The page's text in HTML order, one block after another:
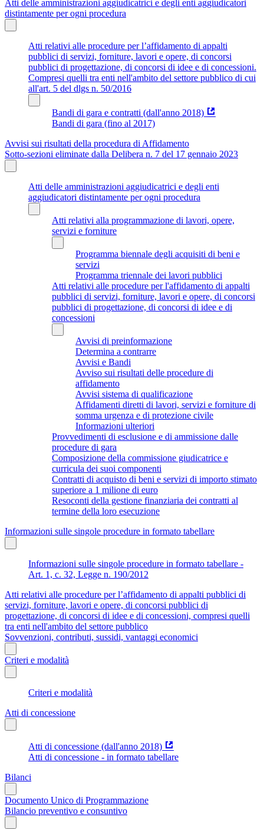
Atti delle amministrazioni aggiudicatrici e degli enti aggiudicatori
distintamente per ogni procedura
Atti relativi alle procedure per l’affidamento di appalti
pubblici di servizi, forniture, lavori e opere, di concorsi
pubblici di progettazione, di concorsi di idee e di concessioni.
Compresi quelli tra enti nell'ambito del settore pubblico di cui
all'art. 5 del dlgs n. 50/2016
Bandi di gara e contratti (dall'anno 2018)
Bandi di gara (fino al 2017)
Avvisi sui risultati della procedura di Affidamento
Sotto-sezioni eliminate dalla Delibera n. 7 del 17 gennaio 2023
Atti delle amministrazioni aggiudicatrici e degli enti
aggiudicatori distintamente per ogni procedura
Atti relativi alla programmazione di lavori, opere,
servizi e forniture
Programma biennale degli acquisiti di beni e
servizi
Programma triennale dei lavori pubblici
Atti relativi alle procedure per l'affidamento di appalti
pubblici di servizi, forniture, lavori e opere, di concorsi
pubblici di progettazione, di concorsi di idee e di
concessioni
Avvisi di preinformazione
Determina a contrarre
Avvisi e Bandi
Avviso sui risultati delle procedure di
affidamento
Avvisi sistema di qualificazione
Affidamenti diretti di lavori, servizi e forniture di
somma urgenza e di protezione civile
Informazioni ulteriori
Provvedimenti di esclusione e di ammissione dalle
procedure di gara
Composizione della commissione giudicatrice e
curricula dei suoi componenti
Contratti di acquisto di beni e servizi di importo stimato
superiore a 1 milione di euro
Resoconti della gestione finanziaria dei contratti al
termine della loro esecuzione
Informazioni sulle singole procedure in formato tabellare
Informazioni sulle singole procedure in formato tabellare -
Art. 1, c. 32, Legge n. 190/2012
Atti relativi alle procedure per l’affidamento di appalti pubblici di
servizi, forniture, lavori e opere, di concorsi pubblici di
progettazione, di concorsi di idee e di concessioni, compresi quelli
tra enti nell'ambito del settore pubblico
Sovvenzioni, contributi, sussidi, vantaggi economici
Criteri e modalità
Criteri e modalità
Atti di concessione
Atti di concessione (dall'anno 2018)
Atti di concessione - in formato tabellare
Bilanci
Documento Unico di Programmazione
Bilancio preventivo e consuntivo